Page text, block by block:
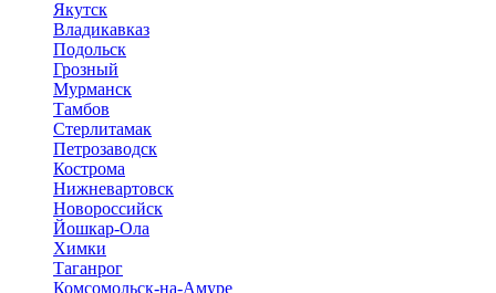
Якутск
Владикавказ
Подольск
Грозный
Мурманск
Тамбов
Стерлитамак
Петрозаводск
Кострома
Нижневартовск
Новороссийск
Йошкар-Ола
Химки
Таганрог
Комсомольск-на-Амуре